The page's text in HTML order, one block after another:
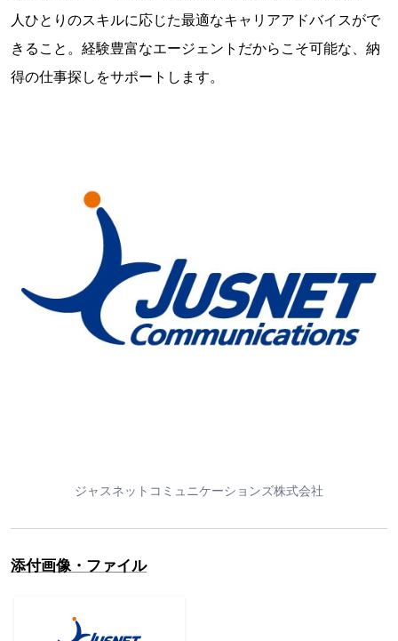
人ひとりのスキルに応じた最適なキャリアアドバイスがで
きること。経験豊富なエージェントだからこそ可能な、納
得の仕事探しをサポートします。
ジャスネットコミュニケーションズ株式会社
添付画像・ファイル